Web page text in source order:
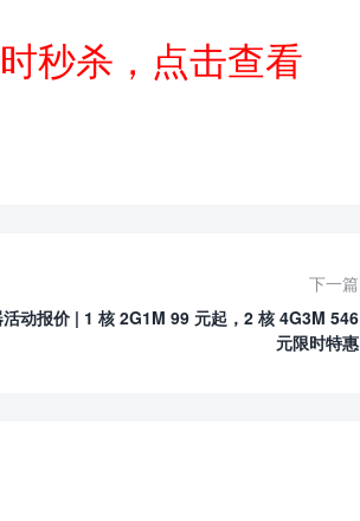
秒杀，点击查看
下一篇
动报价 | 1 核 2G1M 99 元起，2 核 4G3M 546
元限时特惠